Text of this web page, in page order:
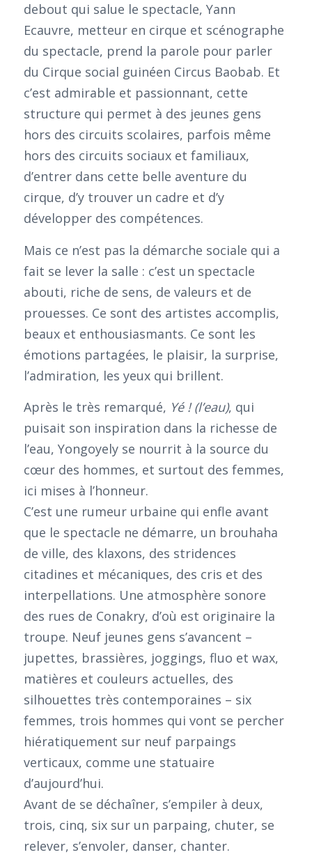
debout qui salue le spectacle, Yann
Ecauvre, metteur en cirque et scénographe
du spectacle, prend la parole pour parler
du Cirque social guinéen Circus Baobab. Et
c’est admirable et passionnant, cette
structure qui permet à des jeunes gens
hors des circuits scolaires, parfois même
hors des circuits sociaux et familiaux,
d’entrer dans cette belle aventure du
cirque, d’y trouver un cadre et d’y
développer des compétences.
Mais ce n’est pas la démarche sociale qui a
fait se lever la salle : c’est un spectacle
abouti, riche de sens, de valeurs et de
prouesses. Ce sont des artistes accomplis,
beaux et enthousiasmants. Ce sont les
émotions partagées, le plaisir, la surprise,
l’admiration, les yeux qui brillent.
Après le très remarqué, Yé ! (l’eau), qui
puisait son inspiration dans la richesse de
l’eau, Yongoyely se nourrit à la source du
cœur des hommes, et surtout des femmes,
ici mises à l’honneur.
C’est une rumeur urbaine qui enfle avant
que le spectacle ne démarre, un brouhaha
de ville, des klaxons, des stridences
citadines et mécaniques, des cris et des
interpellations. Une atmosphère sonore
des rues de Conakry, d’où est originaire la
troupe. Neuf jeunes gens s’avancent –
jupettes, brassières, joggings, fluo et wax,
matières et couleurs actuelles, des
silhouettes très contemporaines – six
femmes, trois hommes qui vont se percher
hiératiquement sur neuf parpaings
verticaux, comme une statuaire
d’aujourd’hui.
Avant de se déchaîner, s’empiler à deux,
trois, cinq, six sur un parpaing, chuter, se
relever, s’envoler, danser, chanter.